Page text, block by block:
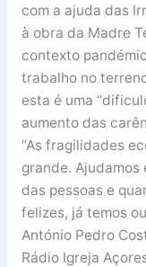
com a ajuda das
à obra da Madre
contexto
trabalho no
esta é uma
aumento das
“As fragilidades
grande.
das pessoas e
felizes, já temos
António Pedro
Rádio Igreja